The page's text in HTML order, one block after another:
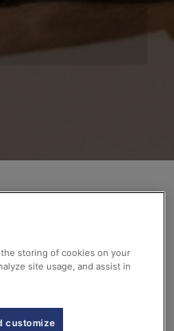
the storing of cookies on your
site usage, and assist in
customize